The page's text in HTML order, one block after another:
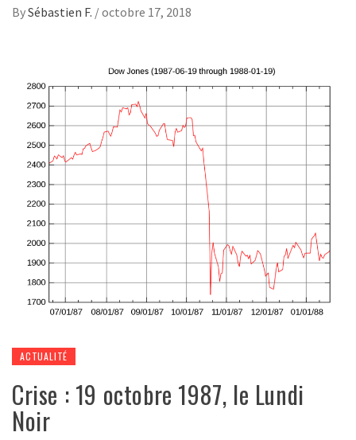
BySébastien F. /octobre 17, 2018
ACTUALITÉ
Crise : 19 octobre 1987, le Lundi
Noir